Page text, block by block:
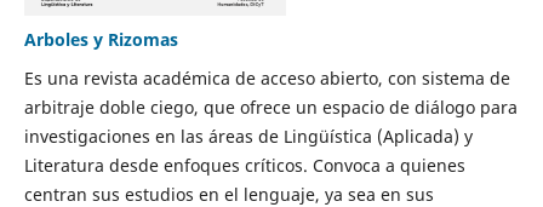
Arboles y Rizomas
Es una revista académica de acceso abierto, con sistema de
arbitraje doble ciego, que ofrece un espacio de diálogo para
investigaciones en las áreas de Lingüística (Aplicada) y
Literatura desde enfoques críticos. Convoca a quienes
centran sus estudios en el lenguaje, ya sea en sus